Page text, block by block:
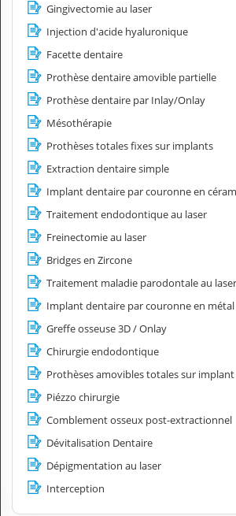
Gingivectomie au laser
Injection d'acide hyaluronique
Facette dentaire
Prothèse dentaire amovible partielle
Prothèse dentaire par Inlay/Onlay
Mésothérapie
Prothèses totales fixes sur implants
Extraction dentaire simple
Implant dentaire par couronne en
Traitement endodontique au laser
Freinectomie au laser
Bridges en Zircone
Traitement maladie parodontale au laser
Implant dentaire par couronne en métal
Greffe osseuse 3D / Onlay
Chirurgie endodontique
Prothèses amovibles totales sur implant
Piézzo chirurgie
Comblement osseux post-extractionnel
Dévitalisation Dentaire
Dépigmentation au laser
Interception